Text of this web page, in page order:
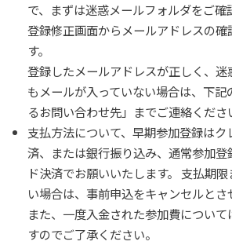
で、まずは迷惑メールフォルダをご確
登録修正画面からメールアドレスの
す。
登録したメールアドレスが正しく、
もメールが入っていない場合は、下
るお問い合わせ先」までご連絡くださ
支払方法について、早期参加登録は
済、または銀行振り込み、通常参加
ド決済でお願いいたします。 支払期
い場合は、事前申込をキャンセルとさ
また、一度入金された参加費につい
すのでご了承ください。